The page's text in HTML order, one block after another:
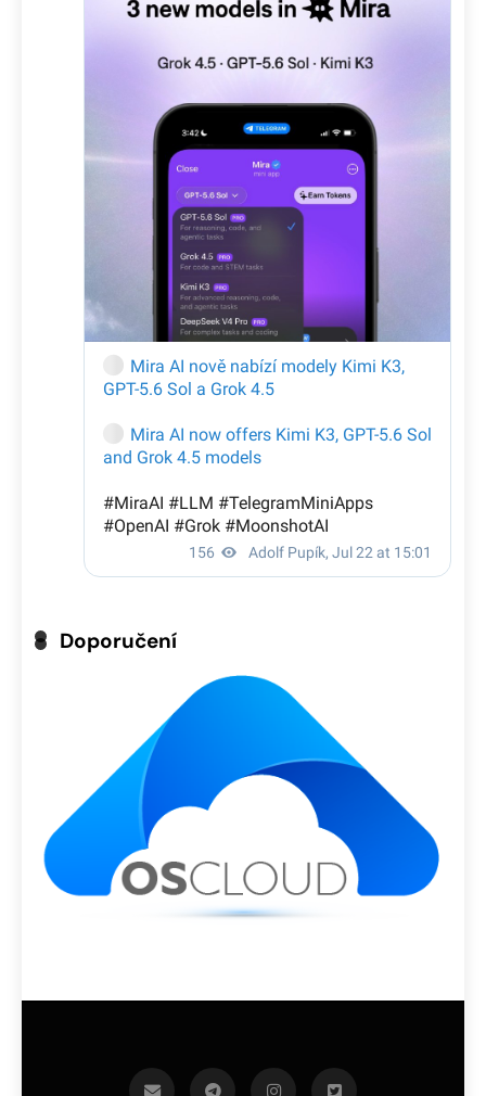
Doporučení